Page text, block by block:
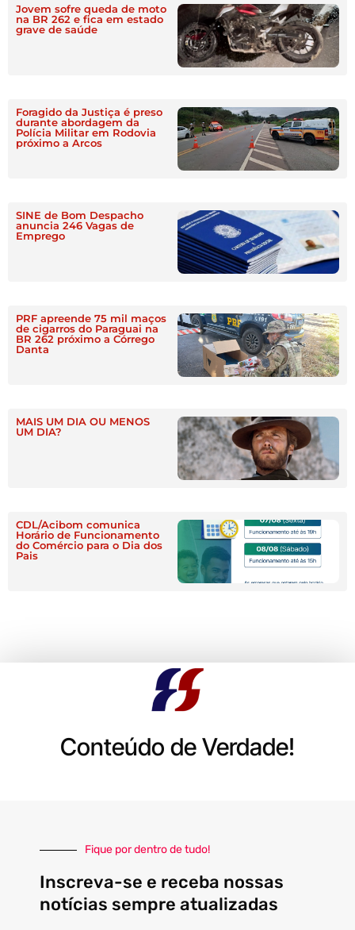
Jovem sofre queda de moto
na BR 262 e fica em estado
grave de saúde
Foragido da Justiça é preso
durante abordagem da
Polícia Militar em Rodovia
próximo a Arcos
SINE de Bom Despacho
anuncia 246 Vagas de
Emprego
PRF apreende 75 mil maços
de cigarros do Paraguai na
BR 262 próximo a Córrego
Danta
MAIS UM DIA OU MENOS
UM DIA?
CDL/Acibom comunica
Horário de Funcionamento
do Comércio para o Dia dos
Pais
Conteúdo de Verdade!
Fique por dentro de tudo!
Inscreva-se e receba nossas
notícias sempre atualizadas